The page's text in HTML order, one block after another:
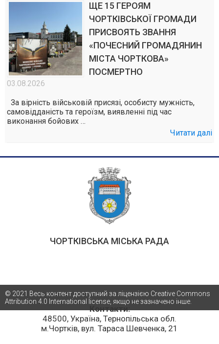
ЩЕ 15 ГЕРОЯМ
ЧОРТКІВСЬКОЇ ГРОМАДИ
ПРИСВОЯТЬ ЗВАННЯ
«ПОЧЕСНИЙ ГРОМАДЯНИН
МІСТА ЧОРТКОВА»
ПОСМЕРТНО
03.08.2026
За вірність військовій присязі, особисту мужність,
самовідданість та героїзм, виявленні під час
виконання бойових …
Читати далі
ЧОРТКІВСЬКА МІСЬКА РАДА
Контакти:
48500, Україна, Тернопільська обл.
м.Чортків, вул. Тараса Шевченка, 21
© 2021 Весь контент доступний за ліцензією Creative Commons
Attribution 4.0 International license, якщо не зазначено інше.